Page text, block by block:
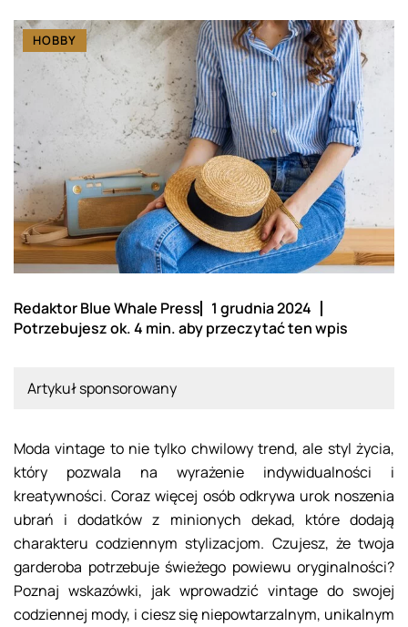
HOBBY
Redaktor Blue Whale Press
1 grudnia 2024
Potrzebujesz ok. 4 min. aby przeczytać ten wpis
Artykuł sponsorowany
Moda vintage to nie tylko chwilowy trend, ale styl życia,
który pozwala na wyrażenie indywidualności i
kreatywności. Coraz więcej osób odkrywa urok noszenia
ubrań i dodatków z minionych dekad, które dodają
charakteru codziennym stylizacjom. Czujesz, że twoja
garderoba potrzebuje świeżego powiewu oryginalności?
Poznaj wskazówki, jak wprowadzić vintage do swojej
codziennej mody, i ciesz się niepowtarzalnym, unikalnym